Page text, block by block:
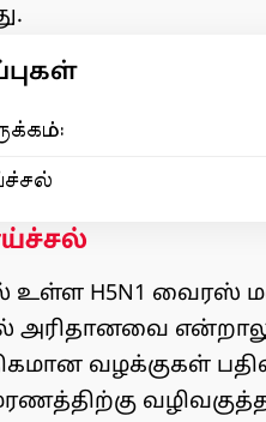
H5N1 வைரஸ்
அரிதானவை
வழக்குகள்